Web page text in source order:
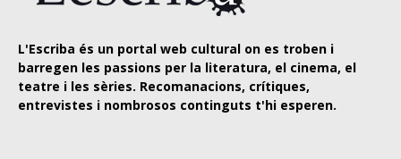
L'Escriba és un portal web cultural on es troben i
barregen les passions per la literatura, el cinema, el
teatre i les sèries. Recomanacions, crítiques,
entrevistes i nombrosos continguts t'hi esperen.